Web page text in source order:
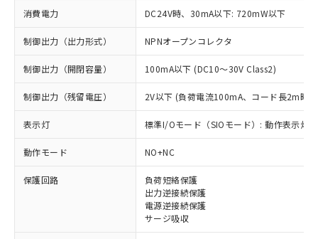
消費電力 DC24V時、30mA以下: 720mW以下
制御出力（出力形式） NPNオープンコレクタ
制御出力（開閉容量） 100mA以下 (DC10～30V Class2)
制御出力（残留電圧） 2V以下 (負荷電流100mA、コード長2m時)
表示灯 標準I/Oモード（SIOモード）: 動作表示灯(
動作モード NO+NC
保護回路
負荷短絡保護
出力逆接続保護
電源逆接続保護
サージ吸収
※1 対応状況
対応済み：EU RoHS指令（10物質）の
非含有に対応した製品が提供可能な商品で